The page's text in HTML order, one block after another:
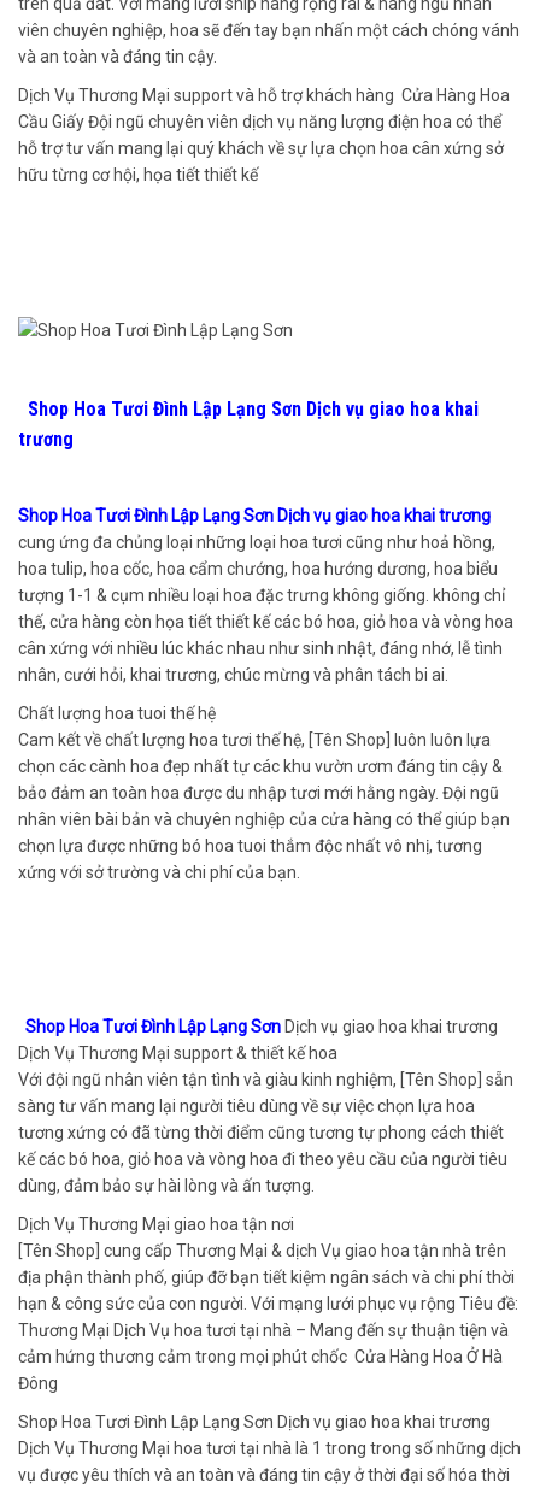
viên chuyên nghiệp, hoa sẽ đến tay bạn nhấn một cách chóng vánh
và an toàn và đáng tin cậy.
Dịch Vụ Thương Mại support và hỗ trợ khách hàng Cửa Hàng Hoa
Cầu Giấy Đội ngũ chuyên viên dịch vụ năng lượng điện hoa có thể
hỗ trợ tư vấn mang lại quý khách về sự lựa chọn hoa cân xứng sở
hữu từng cơ hội, họa tiết thiết kế
Shop Hoa Tươi Đình Lập Lạng Sơn Dịch vụ giao hoa khai
trương
Shop Hoa Tươi Đình Lập Lạng Sơn Dịch vụ giao hoa khai trương
cung ứng đa chủng loại những loại hoa tươi cũng như hoả hồng,
hoa tulip, hoa cốc, hoa cẩm chướng, hoa hướng dương, hoa biểu
tượng 1-1 & cụm nhiều loại hoa đặc trưng không giống. không chỉ
thế, cửa hàng còn họa tiết thiết kế các bó hoa, giỏ hoa và vòng hoa
cân xứng với nhiều lúc khác nhau như sinh nhật, đáng nhớ, lễ tình
nhân, cưới hỏi, khai trương, chúc mừng và phân tách bi ai.
Chất lượng hoa tuoi thế hệ
Cam kết về chất lượng hoa tươi thế hệ, [Tên Shop] luôn luôn lựa
chọn các cành hoa đẹp nhất tự các khu vườn ươm đáng tin cậy &
bảo đảm an toàn hoa được du nhập tươi mới hằng ngày. Đội ngũ
nhân viên bài bản và chuyên nghiệp của cửa hàng có thể giúp bạn
chọn lựa được những bó hoa tuoi thắm độc nhất vô nhị, tương
xứng với sở trường và chi phí của bạn.
Shop Hoa Tươi Đình Lập Lạng Sơn Dịch vụ giao hoa khai trương
Dịch Vụ Thương Mại support & thiết kế hoa
Với đội ngũ nhân viên tận tình và giàu kinh nghiệm, [Tên Shop] sẵn
sàng tư vấn mang lại người tiêu dùng về sự việc chọn lựa hoa
tương xứng có đã từng thời điểm cũng tương tự phong cách thiết
kế các bó hoa, giỏ hoa và vòng hoa đi theo yêu cầu của người tiêu
dùng, đảm bảo sự hài lòng và ấn tượng.
Dịch Vụ Thương Mại giao hoa tận nơi
[Tên Shop] cung cấp Thương Mại & dịch Vụ giao hoa tận nhà trên
địa phận thành phố, giúp đỡ bạn tiết kiệm ngân sách và chi phí thời
hạn & công sức của con người. Với mạng lưới phục vụ rộng Tiêu đề:
Thương Mại Dịch Vụ hoa tươi tại nhà – Mang đến sự thuận tiện và
cảm hứng thương cảm trong mọi phút chốc Cửa Hàng Hoa Ở Hà
Đông
Shop Hoa Tươi Đình Lập Lạng Sơn Dịch vụ giao hoa khai trương
Dịch Vụ Thương Mại hoa tươi tại nhà là 1 trong trong số những dịch
vụ được yêu thích và an toàn và đáng tin cậy ở thời đại số hóa thời